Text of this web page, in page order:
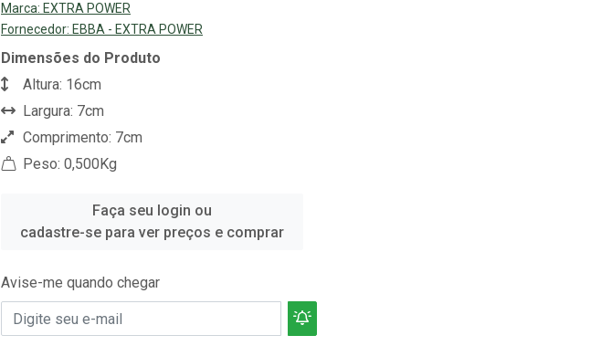
Marca: EXTRA POWER
Fornecedor: EBBA - EXTRA POWER
Dimensões do Produto
Altura: 16cm
Largura: 7cm
Comprimento: 7cm
Peso: 0,500Kg
Faça seu login ou
cadastre-se para ver preços e comprar
Avise-me quando chegar